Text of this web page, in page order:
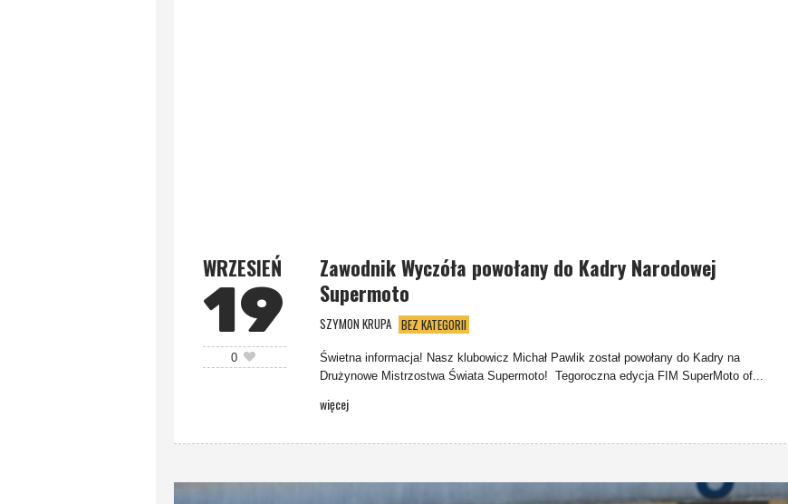
WRZESIEŃ
19
0
Zawodnik Wyczóła powołany do Kadry Narodowej
Supermoto
SZYMON KRUPA BEZ KATEGORII
Świetna informacja! Nasz klubowicz Michał Pawlik został powołany do Kadry na
Drużynowe Mistrzostwa Świata Supermoto! Tegoroczna edycja FIM SuperMoto of...
więcej